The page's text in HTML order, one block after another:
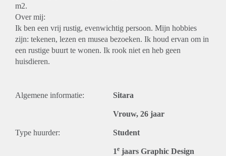
m2.
Over mij:
Ik ben een vrij rustig, evenwichtig persoon. Mijn hobbies
zijn: tekenen, lezen en musea bezoeken. Ik houd ervan om in
een rustige buurt te wonen. Ik rook niet en heb geen
huisdieren.
Algemene informatie: Sitara
Vrouw, 26 jaar
Type huurder: Student
1e jaars Graphic Design